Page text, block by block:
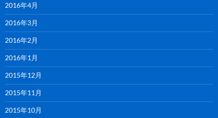
2016年4月
2016年3月
2016年2月
2016年1月
2015年12月
2015年11月
2015年10月